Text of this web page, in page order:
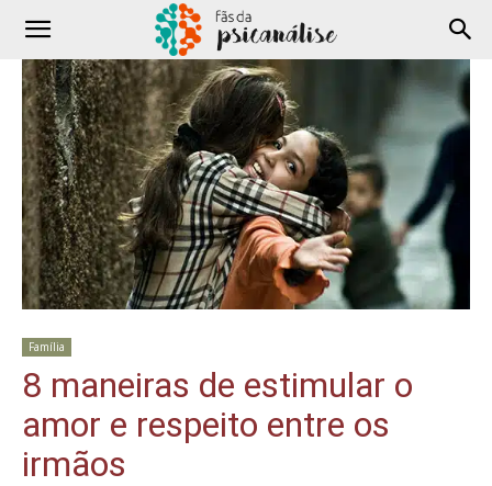
Família
8 maneiras de estimular o
amor e respeito entre os
irmãos